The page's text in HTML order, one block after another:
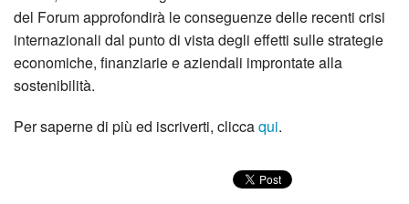
del Forum approfondirà le conseguenze delle recenti crisi
internazionali dal punto di vista degli effetti sulle strategie
economiche, finanziarie e aziendali improntate alla
sostenibilità.
Per saperne di più ed iscriverti, cliccaqui.